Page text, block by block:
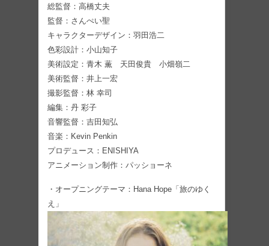
総監督：高橋丈夫
監督：さんぺい聖
キャラクターデザイン：羽田浩二
色彩設計：小山知子
美術設定：青木 薫 天田俊貴 小畑嶺二
美術監督：井上一宏
撮影監督：林 幸司
編集：丹 彩子
音響監督：吉田知弘
音楽：Kevin Penkin
プロデュース：ENISHIYA
アニメーション制作：パッショーネ
・オープニングテーマ：Hana Hope「旅のゆく
え」